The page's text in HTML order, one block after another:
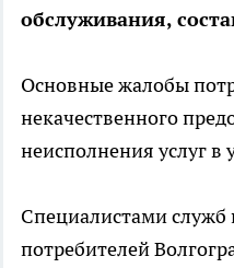
обслуживания,
Основные жалобы
некачественного
неисполнения услуг в
Специалистами служб
потребителей